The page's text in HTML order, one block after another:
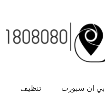
بي ان سبورت تنظيف